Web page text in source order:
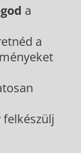
a
a
felkészülj